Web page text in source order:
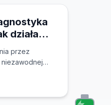
działa
przez
niezawodnej
złączy oraz